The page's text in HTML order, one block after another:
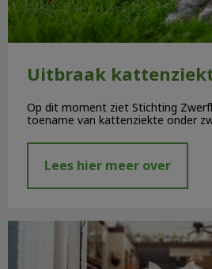
Uitbraak
Op dit moment ziet Stichting
toename van kattenziekte onder
Lees hier meer over
Chippen & registreren hond en